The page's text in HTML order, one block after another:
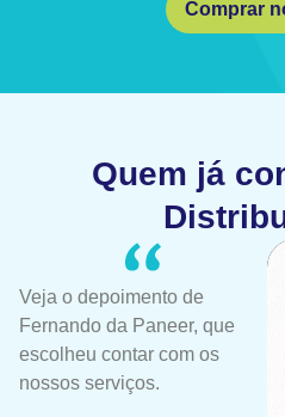
Comprar
Quem já
Veja o depoimento de
Fernando da Paneer, que
escolheu contar com os
nossos serviços.